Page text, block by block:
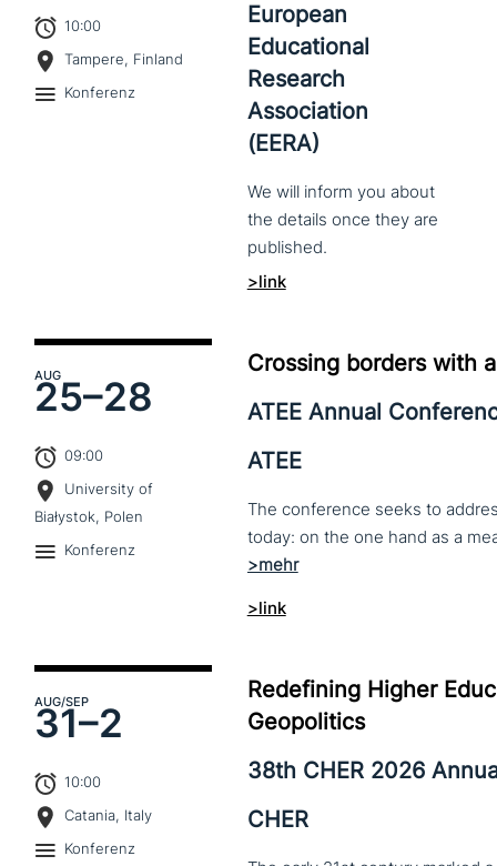
10:00
Tampere, Finland
Konferenz
European
Educational
Research
Association
(EERA)
We will inform you about
the details once they are
published.
>link
AUG
25–28
09:00
University of
Białystok, Polen
Konferenz
Crossing borders with
ATEE Annual
ATEE
The conference seeks to
>link
AUG/SEP
31–2
10:00
Catania, Italy
Konferenz
Redefining Higher
Geopolitics
38th CHER 2026
CHER